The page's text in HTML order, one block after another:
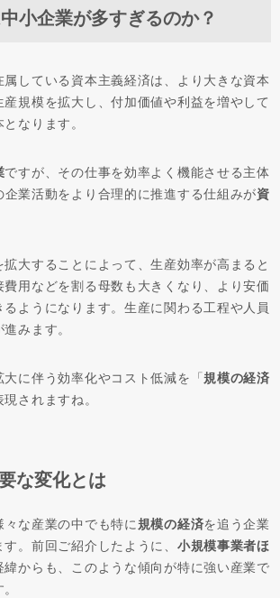
小企業が多すぎるのか？
している資本主義経済は、より大きな資本
規模を拡大し、付加価値や利益を増やして
なります。
ですが、その仕事を効率よく機能させる主体
企業活動をより合理的に推進する仕組みが資
大することによって、生産効率が高まると
費用などを割る母数も大きくなり、より安価
ようになります。生産に関わる工程や人員
みます。
大に伴う効率化やコスト低減を「規模の経済
現されますね。
な変化とは
々な産業の中でも特に規模の経済を追う企業
。前回ご紹介したように、 小規模事業者ほ
緯からも、このような傾向が特に強い産業で